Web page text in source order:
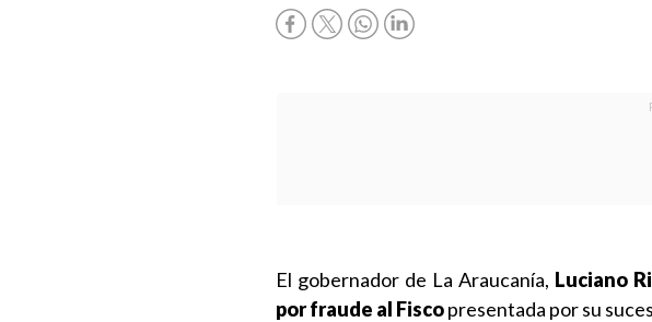
El gobernador de La Araucanía, Luciano
por fraude al Fiscopresentada por su